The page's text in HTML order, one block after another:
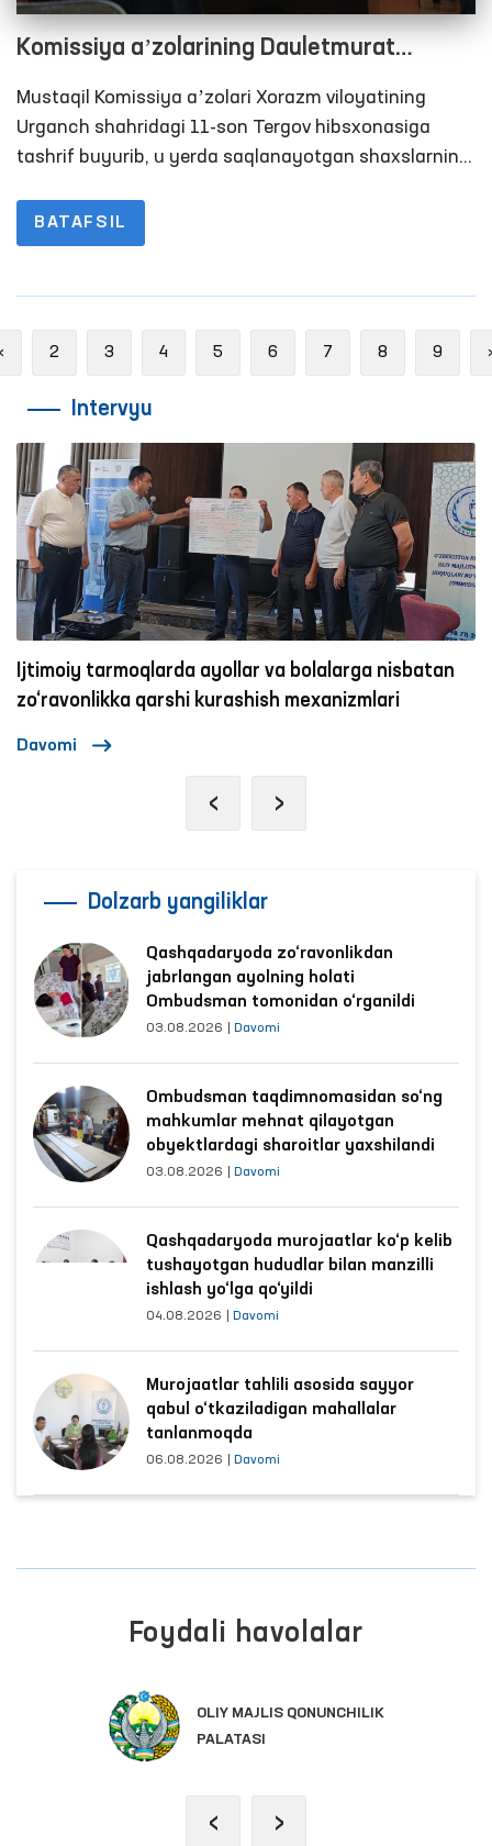
Komissiya aʼzolarining Dauletmurat
Tajimuratov bilan uchrashuvida nimalar
ochiqlandi?
Mustaqil Komissiya aʼzolari Xorazm viloyatining
Urganch shahridagi 11-son Tergov hibsxonasiga
tashrif buyurib, u yerda saqlanayotgan shaxslarning
hamda advokatlar va yaqin qarindoshlari bilan qisqa
muddatli uchrashuv xonalardagi sharoitlar
BATAFSIL
Previous
2 3 4 5 6 7 8 9
Intervyu
Ijtimoiy tarmoqlarda ayollar va bolalarga nisbatan
zo‘ravonlikka qarshi kurashish mexanizmlari
Davomi
‹ ›
Dolzarb yangiliklar
Qashqadaryoda zo‘ravonlikdan
jabrlangan ayolning holati
Ombudsman tomonidan o‘rganildi
03.08.2026 Davomi
Ombudsman taqdimnomasidan so‘ng
mahkumlar mehnat qilayotgan
obyektlardagi sharoitlar yaxshilandi
03.08.2026 Davomi
Qashqadaryoda murojaatlar ko‘p kelib
tushayotgan hududlar bilan manzilli
ishlash yo‘lga qo‘yildi
04.08.2026 Davomi
Murojaatlar tahlili asosida sayyor
qabul o‘tkaziladigan mahallalar
tanlanmoqda
06.08.2026 Davomi
Foydali havolalar
OLIY MAJLIS QONUNCHILIK
PALATASI
‹ ›